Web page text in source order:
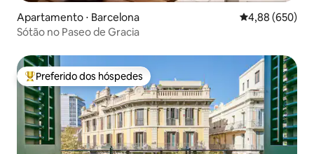
Apartamento ⋅ Barcelona 4,88 de uma
4,88 (650)
Sótão no Paseo de Gracia
Entre os melhores preferidos dos hóspedes
Preferido dos hóspedes